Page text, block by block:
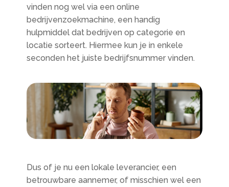
vinden nog wel via een online
bedrijvenzoekmachine, een handig
hulpmiddel dat bedrijven op categorie en
locatie sorteert. Hiermee kun je in enkele
seconden het juiste bedrijfsnummer vinden.
Dus of je nu een lokale leverancier, een
betrouwbare aannemer, of misschien wel een